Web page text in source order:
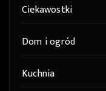
Ciekawostki
Dom i ogród
Kuchnia